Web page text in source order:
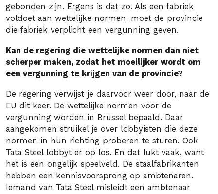
gebonden zijn. Ergens is dat zo. Als een fabriek
voldoet aan wettelijke normen, moet de provincie
die fabriek verplicht een vergunning geven.
Kan de regering die wettelijke normen dan niet
scherper maken, zodat het moeilijker wordt om
een vergunning te krijgen van de provincie?
De regering verwijst je daarvoor weer door, naar de
EU dit keer. De wettelijke normen voor de
vergunning worden in Brussel bepaald. Daar
aangekomen struikel je over lobbyisten die deze
normen in hun richting proberen te sturen. Ook
Tata Steel lobbyt er op los. En dat lukt vaak, want
het is een ongelijk speelveld. De staalfabrikanten
hebben een kennisvoorsprong op ambtenaren.
Iemand van Tata Steel misleidt een ambtenaar